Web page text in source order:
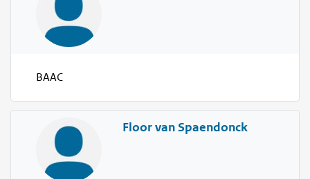
BAAC
Floor van Spaendonck